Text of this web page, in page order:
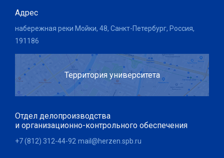
Адрес
набережная реки Мойки, 48, Санкт-Петербург, Россия,
191186
Территория университета
Отдел делопроизводства
и организационно-контрольного обеспечения
+7 (812) 312-44-92 mail@herzen.spb.ru